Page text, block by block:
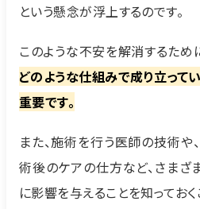
という懸念が浮上するのです。
このような不安を解消するため
どのような仕組みで成り立って
重要です。
また、施術を行う医師の技術や
術後のケアの仕方など、さま
に影響を与えることを知っておく